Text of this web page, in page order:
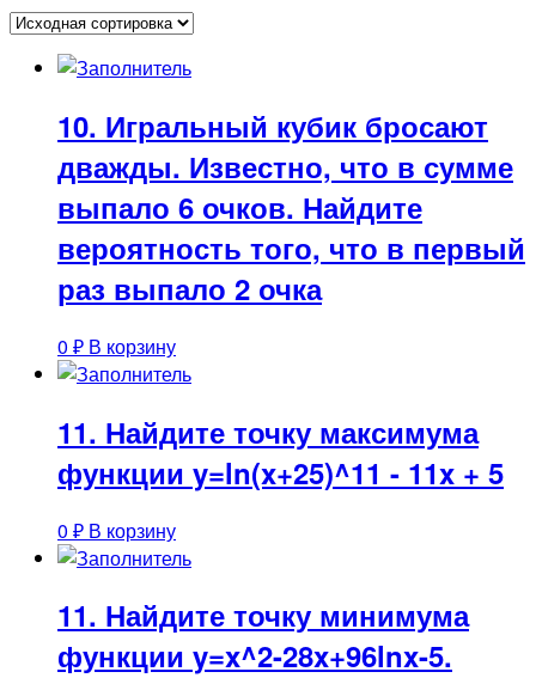
10. Игральный кубик бросают
дважды. Известно, что в сумме
выпало 6 очков. Найдите
вероятность того, что в первый
раз выпало 2 очка
0 ₽ В корзину
11. Найдите точку максимума
функции y=ln(x+25)^11 - 11x + 5
0 ₽ В корзину
11. Найдите точку минимума
функции y=x^2-28x+96lnx-5.